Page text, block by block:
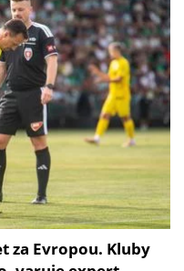
za Evropou. Kluby